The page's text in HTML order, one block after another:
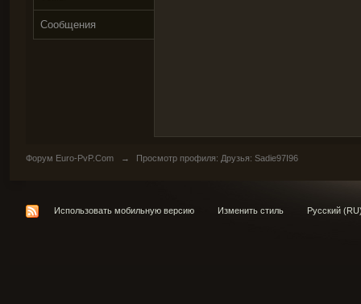
Сообщения
Форум Euro-PvP.Com → Просмотр профиля: Друзья: Sadie97I96
Использовать мобильную версию Изменить стиль Русский